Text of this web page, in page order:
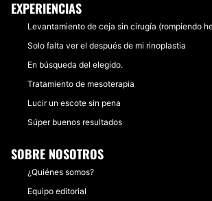
EXPERIENCIAS
Levantamiento de ceja sin cirugía (rompiendo
Solo falta ver el después de mi rinoplastia
En búsqueda del elegido.
Tratamiento de mesoterapia
Lucir un escote sin pena
Súper buenos resultados
SOBRE NOSOTROS
¿Quiénes somos?
Equipo editorial